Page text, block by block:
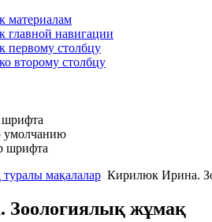
материалам
главной навигации
первому столбцу
второму столбцу
мақалалар Кирилюк Ирина.
жұмақ